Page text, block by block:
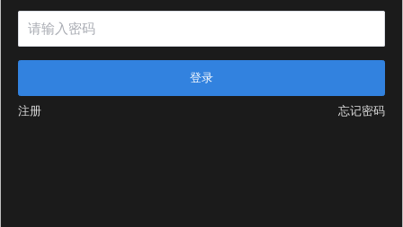
登录
注册 忘记密码